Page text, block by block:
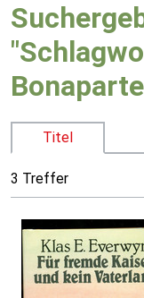
Titel
3 Treffer